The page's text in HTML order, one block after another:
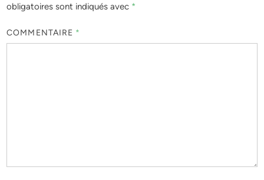
obligatoires sont indiqués avec *
COMMENTAIRE *